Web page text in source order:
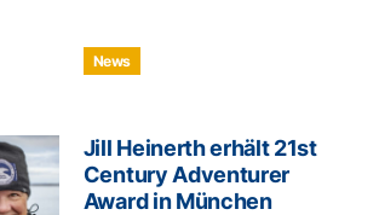
News
Jill Heinerth erhält 21st
Century Adventurer
Award in München